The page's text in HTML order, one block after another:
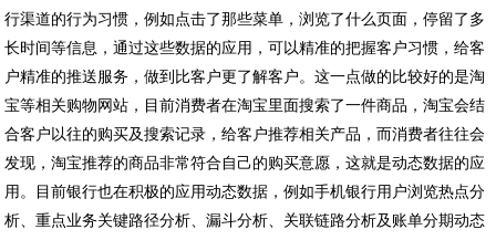
行渠道的行为习惯，例如点击了那些菜单，浏览了什么页面，停留了多
长时间等信息，通过这些数据的应用，可以精准的把握客户习惯，给客
户精准的推送服务，做到比客户更了解客户。这一点做的比较好的是淘
宝等相关购物网站，目前消费者在淘宝里面搜索了一件商品，淘宝会结
合客户以往的购买及搜索记录，给客户推荐相关产品，而消费者往往会
发现，淘宝推荐的商品非常符合自己的购买意愿，这就是动态数据的应
用。目前银行也在积极的应用动态数据，例如手机银行用户浏览热点分
析、重点业务关键路径分析、漏斗分析、关联链路分析及账单分期动态